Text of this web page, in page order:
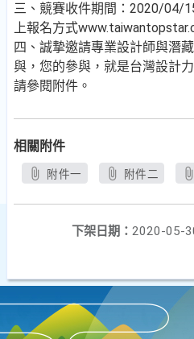
三、競賽收件期間：2020/04/
上報名方式
四、誠摯邀請專業設計師與潛
與，您的參與，就是台灣設計
請參閱附件。
相關附件
附件一 附件二
下架日期： 2020-05-